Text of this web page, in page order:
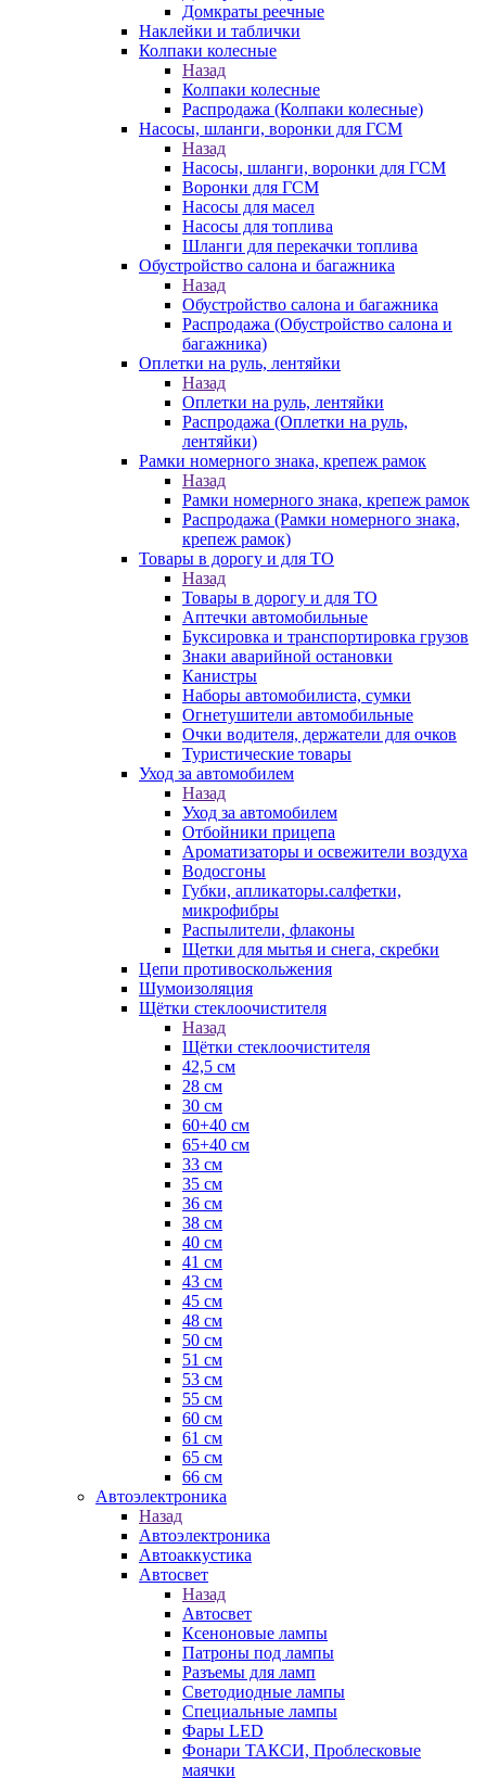
Домкраты реечные
Наклейки и таблички
Колпаки колесные
Назад
Колпаки колесные
Распродажа (Колпаки колесные)
Насосы, шланги, воронки для ГСМ
Назад
Насосы, шланги, воронки для ГСМ
Воронки для ГСМ
Насосы для масел
Насосы для топлива
Шланги для перекачки топлива
Обустройство салона и багажника
Назад
Обустройство салона и багажника
Распродажа (Обустройство салона и
багажника)
Оплетки на руль, лентяйки
Назад
Оплетки на руль, лентяйки
Распродажа (Оплетки на руль,
лентяйки)
Рамки номерного знака, крепеж рамок
Назад
Рамки номерного знака, крепеж рамок
Распродажа (Рамки номерного знака,
крепеж рамок)
Товары в дорогу и для ТО
Назад
Товары в дорогу и для ТО
Аптечки автомобильные
Буксировка и транспортировка грузов
Знаки аварийной остановки
Канистры
Наборы автомобилиста, сумки
Огнетушители автомобильные
Очки водителя, держатели для очков
Туристические товары
Уход за автомобилем
Назад
Уход за автомобилем
Отбойники прицепа
Ароматизаторы и освежители воздуха
Водосгоны
Губки, апликаторы.салфетки,
микрофибры
Распылители, флаконы
Щетки для мытья и снега, скребки
Цепи противоскольжения
Шумоизоляция
Щётки стеклоочистителя
Назад
Щётки стеклоочистителя
42,5 см
28 см
30 см
60+40 см
65+40 см
33 см
35 см
36 см
38 см
40 см
41 см
43 см
45 см
48 см
50 см
51 см
53 см
55 см
60 см
61 см
65 см
66 см
Автоэлектроника
Назад
Автоэлектроника
Автоаккустика
Автосвет
Назад
Автосвет
Ксеноновые лампы
Патроны под лампы
Разъемы для ламп
Светодиодные лампы
Специальные лампы
Фары LED
Фонари ТАКСИ, Проблесковые
маячки